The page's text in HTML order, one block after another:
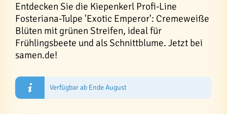
Entdecken Sie die Kiepenkerl Profi-Line
Fosteriana-Tulpe 'Exotic Emperor': Cremeweiße
Blüten mit grünen Streifen, ideal für
Frühlingsbeete und als Schnittblume. Jetzt bei
samen.de!
Verfügbar ab Ende August